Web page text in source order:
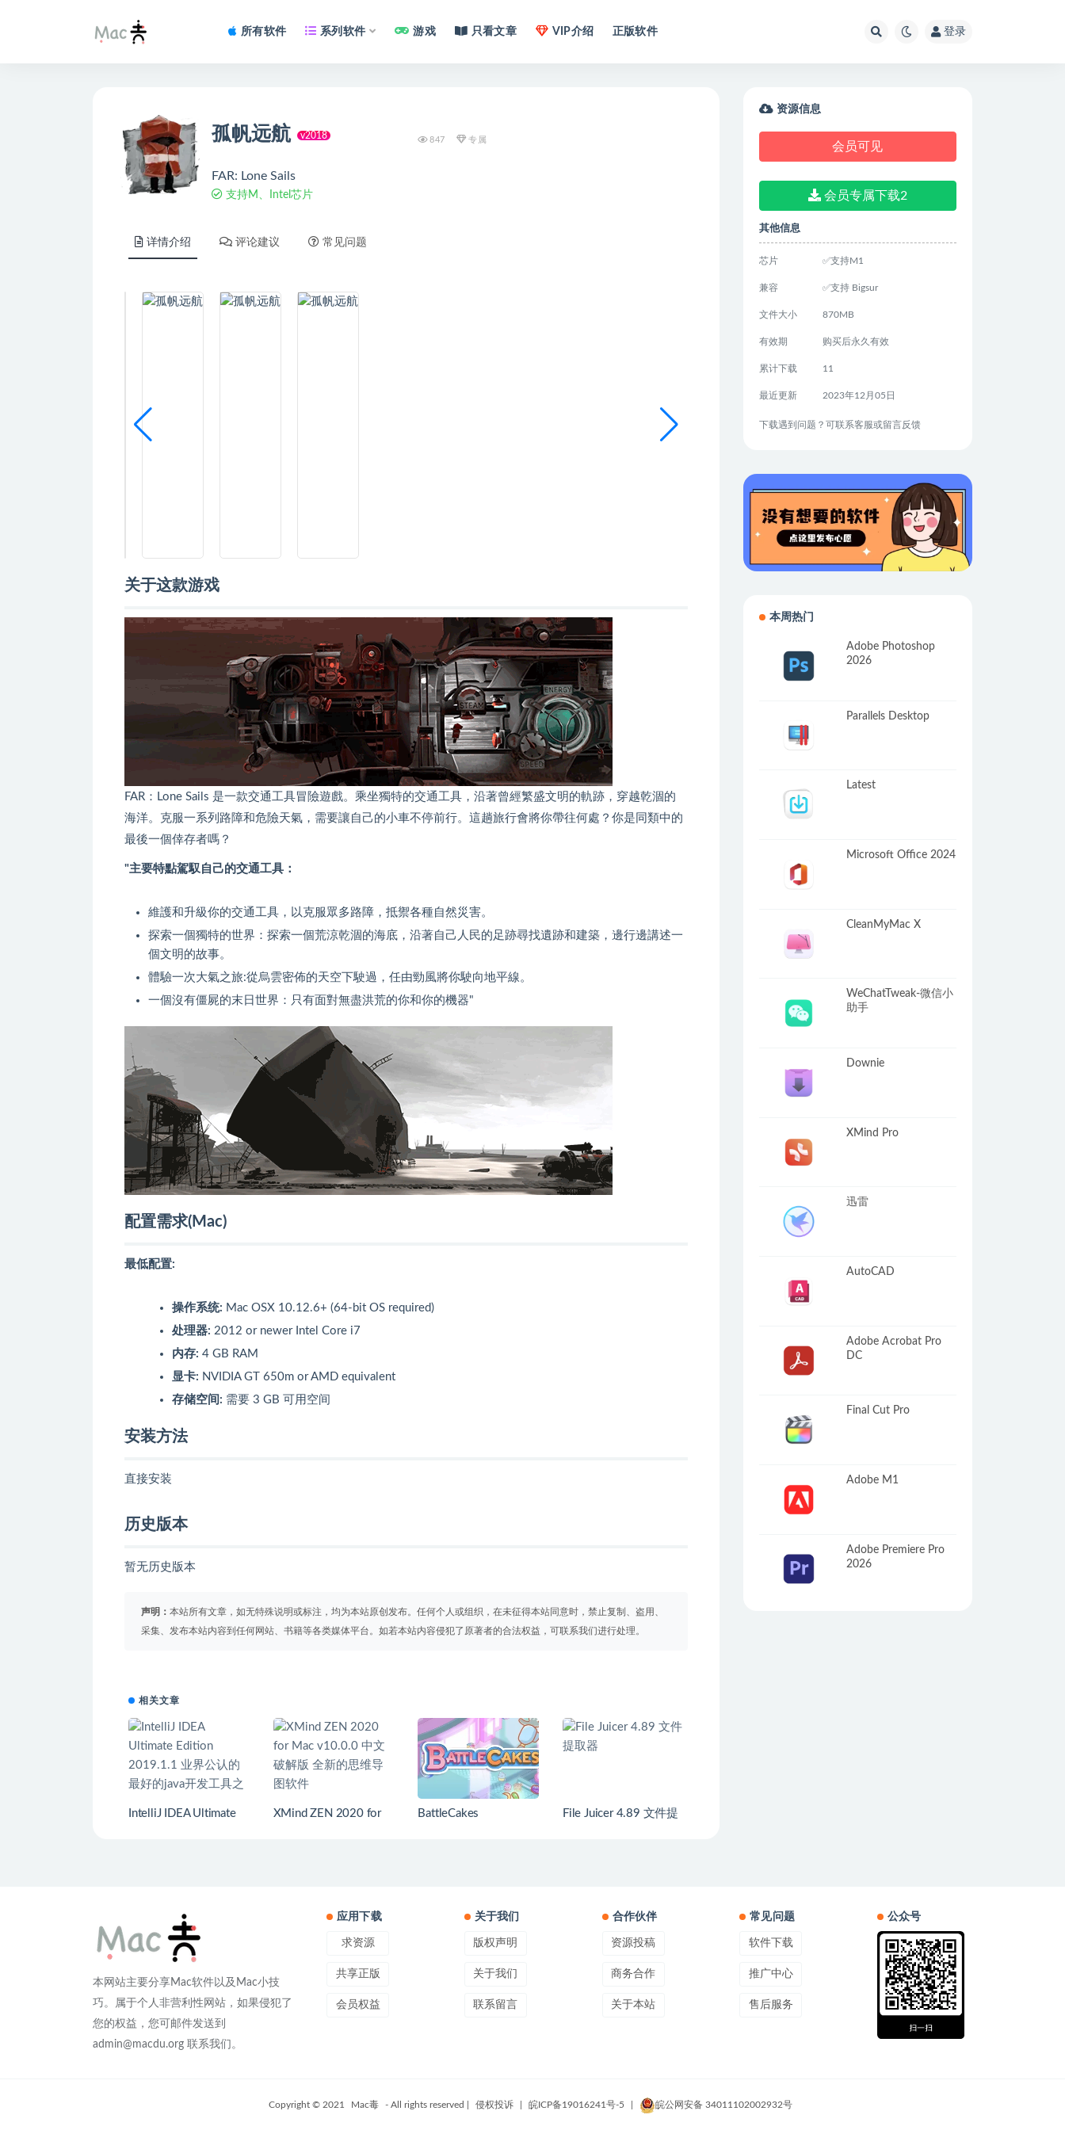
所有软件 系列软件 游戏 只看文章 VIP介绍 正版软件 登录
孤帆远航 v2018
FAR: Lone Sails
支持M、Intel芯片
847 专属
详情介绍 评论建议 常见问题
关于这款游戏
FAR：Lone Sails 是一款交通工具冒險遊戲。乘坐獨特的交通工具，沿著曾經繁盛文明的軌跡，穿越乾涸的
海洋。克服一系列路障和危險天氣，需要讓自己的小車不停前行。這趟旅行會將你帶往何處？你是同類中的
最後一個倖存者嗎？
"主要特點駕馭自己的交通工具：
維護和升級你的交通工具，以克服眾多路障，抵禦各種自然災害。
探索一個獨特的世界：探索一個荒涼乾涸的海底，沿著自己人民的足跡尋找遺跡和建築，邊行邊講述一
個文明的故事。
體驗一次大氣之旅:從烏雲密佈的天空下駛過，任由勁風將你駛向地平線。
一個沒有僵屍的末日世界：只有面對無盡洪荒的你和你的機器"
配置需求(Mac)
最低配置:
操作系统: Mac OSX 10.12.6+ (64-bit OS required)
处理器: 2012 or newer Intel Core i7
内存: 4 GB RAM
显卡: NVIDIA GT 650m or AMD equivalent
存储空间: 需要 3 GB 可用空间
安装方法
直接安装
历史版本
暂无历史版本
声明： 本站所有文章，如无特殊说明或标注，均为本站原创发布。任何个人或组织，在未征得本站同意时，禁止复制、盗用、
采集、发布本站内容到任何网站、书籍等各类媒体平台。如若本站内容侵犯了原著者的合法权益，可联系我们进行处理。
相关文章
IntelliJ IDEA Ultimate
XMind ZEN 2020 for
BattleCakes
File Juicer 4.89 文件提
资源信息
会员可见
会员专属下载2
其他信息
芯片 ✅支持M1
兼容 ✅支持 Bigsur
文件大小 870MB
有效期 购买后永久有效
累计下载 11
最近更新 2023年12月05日
下载遇到问题？可联系客服或留言反馈
本周热门
Adobe Photoshop
2026
Parallels Desktop
Latest
Microsoft Office 2024
CleanMyMac X
WeChatTweak-微信小
助手
Downie
XMind Pro
迅雷
AutoCAD
Adobe Acrobat Pro
DC
Final Cut Pro
Adobe M1
Adobe Premiere Pro
2026
本网站主要分享Mac软件以及Mac小技
巧。属于个人非营利性网站，如果侵犯了
您的权益，您可邮件发送到
admin@macdu.org 联系我们。
应用下载
求资源
共享正版
会员权益
关于我们
版权声明
关于我们
联系留言
合作伙伴
资源投稿
商务合作
关于本站
常见问题
软件下载
推广中心
售后服务
公众号
Copyright © 2021 Mac毒 - All rights reserved | 侵权投诉 皖ICP备19016241号-5 皖公网安备 34011102002932号